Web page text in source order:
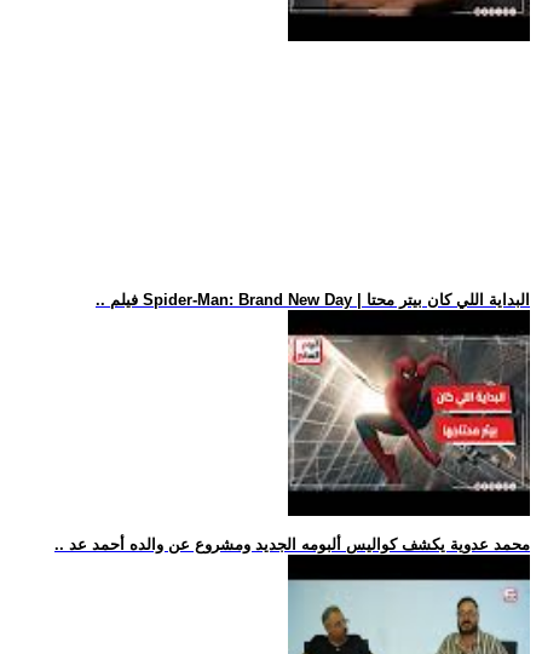
.. فيلم Spider-Man: Brand New Day | البداية اللي كان بيتر محتا
.. محمد عدوية يكشف كواليس ألبومه الجديد ومشروع عن والده أحمد عد